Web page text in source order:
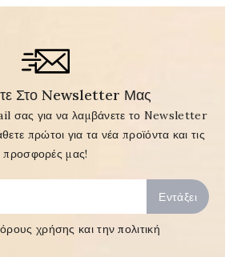
Στο Newsletter Μας
σας για να λαμβάνετε το Newsletter
πρώτοι για τα νέα προϊόντα και τις
προσφορές μας!
όρους χρήσης και την πολιτική